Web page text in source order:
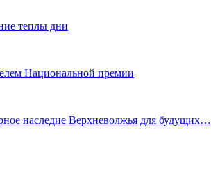
теплы дни
Национальной премии
наследие Верхневолжья для будущих…